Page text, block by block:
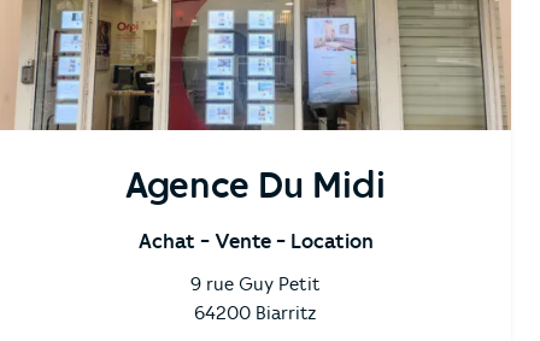
Agence Du Midi
Achat - Vente - Location
9 rue Guy Petit
64200 Biarritz